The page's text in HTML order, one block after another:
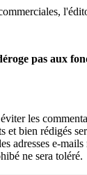
pas aux
les
et bien rédigés
adresses e-mails
ne sera toléré.